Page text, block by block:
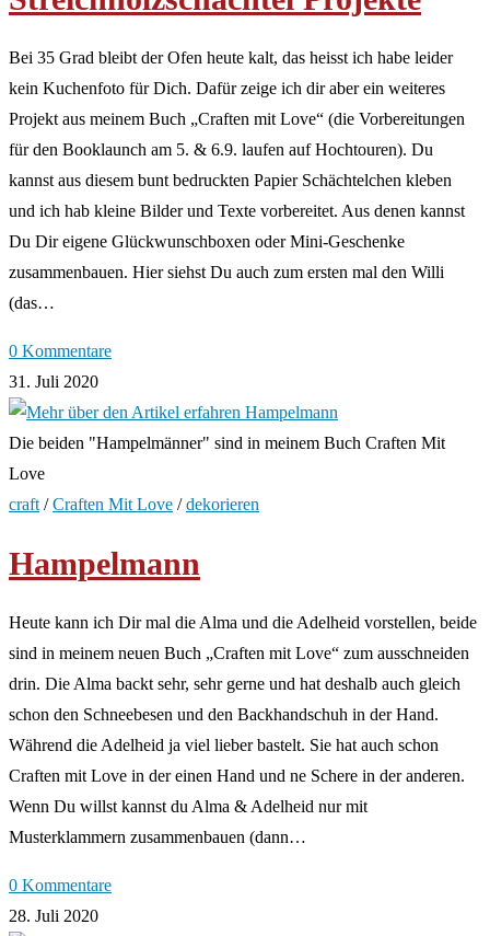
Bei 35 Grad bleibt der Ofen heute kalt, das heisst ich habe leider
kein Kuchenfoto für Dich. Dafür zeige ich dir aber ein weiteres
Projekt aus meinem Buch „Craften mit Love“ (die Vorbereitungen
für den Booklaunch am 5. & 6.9. laufen auf Hochtouren). Du
kannst aus diesem bunt bedruckten Papier Schächtelchen kleben
und ich hab kleine Bilder und Texte vorbereitet. Aus denen kannst
Du Dir eigene Glückwunschboxen oder Mini-Geschenke
zusammenbauen. Hier siehst Du auch zum ersten mal den Willi
(das…
0 Kommentare
31. Juli 2020
Die beiden "Hampelmänner" sind in meinem Buch Craften Mit
Love
craft /Craften Mit Love /dekorieren
Hampelmann
Heute kann ich Dir mal die Alma und die Adelheid vorstellen, beide
sind in meinem neuen Buch „Craften mit Love“ zum ausschneiden
drin. Die Alma backt sehr, sehr gerne und hat deshalb auch gleich
schon den Schneebesen und den Backhandschuh in der Hand.
Während die Adelheid ja viel lieber bastelt. Sie hat auch schon
Craften mit Love in der einen Hand und ne Schere in der anderen.
Wenn Du willst kannst du Alma & Adelheid nur mit
Musterklammern zusammenbauen (dann…
0 Kommentare
28. Juli 2020